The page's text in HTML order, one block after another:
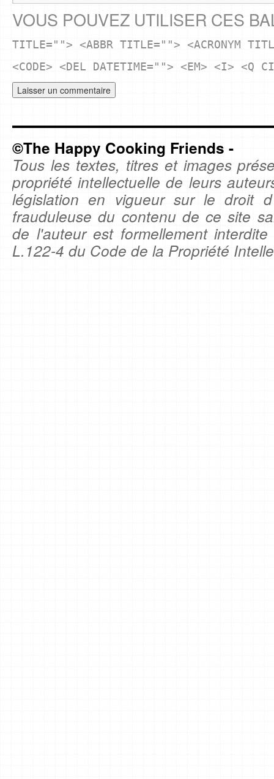
VOUS POUVEZ UTILISER CES
TITLE=""> <ABBR TITLE=""> <ACRONYM
<CODE> <DEL DATETIME=""> <EM> <I> <Q
©The Happy Cooking Friends -
Tous les textes, titres et images
propriété intellectuelle de leurs
législation en vigueur sur le droit
frauduleuse du contenu de ce site
de l'auteur est formellement
L.122-4 du Code de la Propriété